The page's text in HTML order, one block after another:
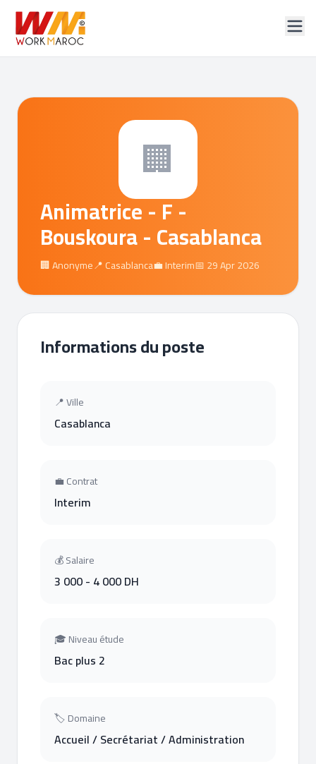
🏢
Animatrice - F -
Bouskoura - Casablanca
🏢 Anonyme📍 Casablanca💼 Interim📅 29 Apr 2026
Informations du poste
📍 Ville
Casablanca
💼 Contrat
Interim
💰 Salaire
3 000 - 4 000 DH
🎓 Niveau étude
Bac plus 2
🏷 Domaine
Accueil / Secrétariat / Administration